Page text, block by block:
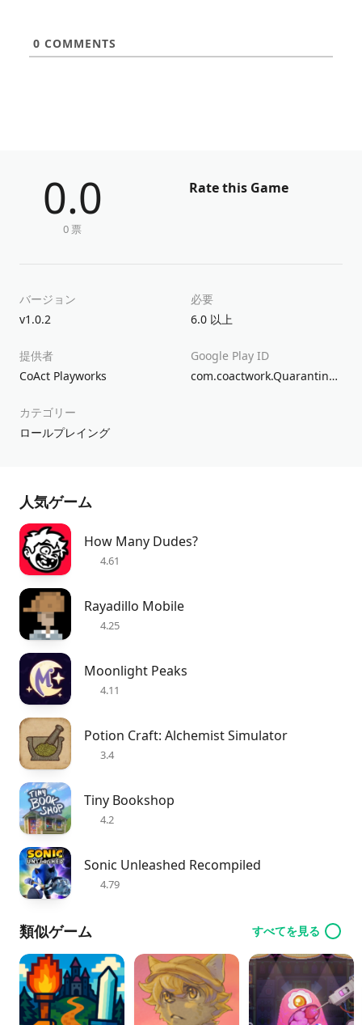
0 COMMENTS
0.0
0 票
Rate this Game
バージョン
v1.0.2
必要
6.0 以上
提供者
CoAct Playworks
Google Play ID
com.coactwork.QuarantineZone
カテゴリー
ロールプレイング
人気ゲーム
How Many Dudes?
4.61
Rayadillo Mobile
4.25
Moonlight Peaks
4.11
Potion Craft: Alchemist Simulator
3.4
Tiny Bookshop
4.2
Sonic Unleashed Recompiled
4.79
類似ゲーム すべてを見る